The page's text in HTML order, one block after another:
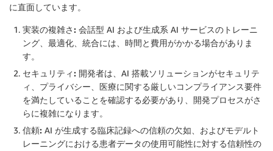
に直面しています。
実装の複雑さ: 会話型 AI および生成系 AI サービスのトレーニ
ング、最適化、統合には、時間と費用がかかる場合がありま
す。
セキュリティ: 開発者は、AI 搭載ソリューションがセキュリテ
ィ、プライバシー、医療に関する厳しいコンプライアンス要件
を満たしていることを確認する必要があり、開発プロセスがさ
らに複雑になります。
信頼: AI が生成する臨床記録への信頼の欠如、およびモデルト
レーニングにおける患者データの使用可能性に対する信頼性の